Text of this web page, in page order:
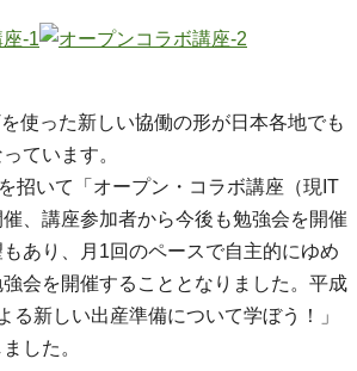
使った新しい協働の形が日本各地でも
ています。
招いて「オープン・コラボ講座（現IT
、講座参加者から今後も勉強会を開催
あり、月1回のペースで自主的にゆめ
会を開催することとなりました。平成
る新しい出産準備について学ぼう！」
した。